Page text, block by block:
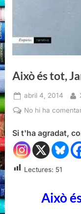
Això és tot,
Posted
on
abril 4, 2014
No hi ha
Si t'ha agradat,
Lectures: 51
Això